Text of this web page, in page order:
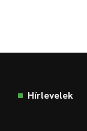
Hírlevelek